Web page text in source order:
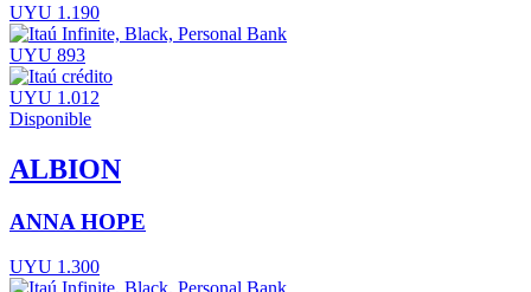
UYU 1.190
UYU 893
UYU 1.012
Disponible
ALBION
ANNA HOPE
UYU 1.300